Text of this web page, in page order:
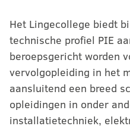
Het Lingecollege biedt
technische profiel PIE
beroepsgericht worden
vervolgopleiding in het
aansluitend een breed
opleidingen in onder
installatietechniek,